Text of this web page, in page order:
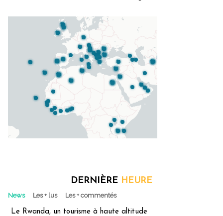
DERNIÈRE HEURE
News Les + lus Les + commentés
Le Rwanda, un tourisme à haute altitude